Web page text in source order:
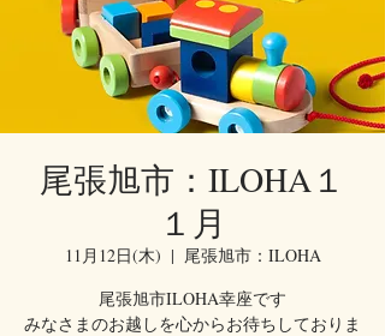
尾張旭市：ILOHA１
１月
11月12日(木)
  |
尾張旭市：ILOHA
尾張旭市ILOHA幸座です
みなさまのお越しを心からお待ちしておりま